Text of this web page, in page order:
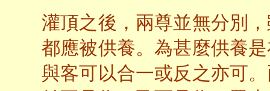
灌頂之後，兩尊並無分別
都應被供養。為甚麼供養
與客可以合一或反之亦可